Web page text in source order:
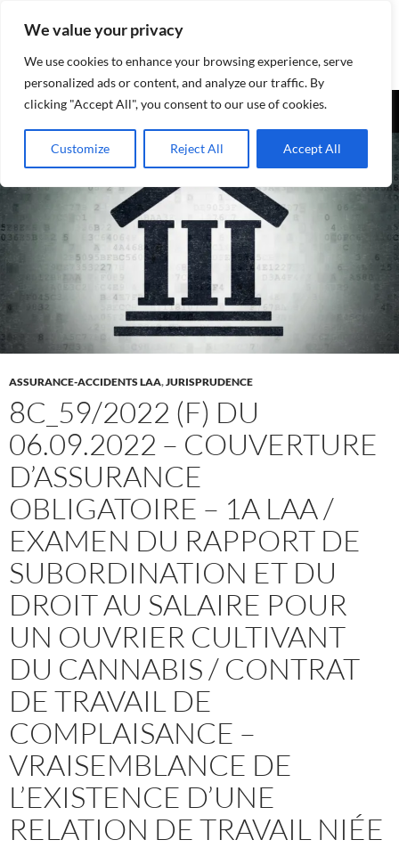
We value your privacy
We use cookies to enhance your browsing experience, serve
personalized ads or content, and analyze our traffic. By
clicking "Accept All", you consent to our use of cookies.
Customize Reject All Accept All
Assurances-sociales.info
Recherche
ASSURANCE-ACCIDENTS LAA,JURISPRUDENCE
8C_59/2022 (F) DU
06.09.2022 – COUVERTURE
D’ASSURANCE
OBLIGATOIRE – 1A LAA /
EXAMEN DU RAPPORT DE
SUBORDINATION ET DU
DROIT AU SALAIRE POUR
UN OUVRIER CULTIVANT
DU CANNABIS / CONTRAT
DE TRAVAIL DE
COMPLAISANCE –
VRAISEMBLANCE DE
L’EXISTENCE D’UNE
RELATION DE TRAVAIL NIÉE